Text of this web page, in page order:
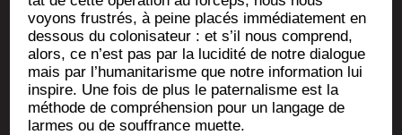
voyons frus­trés, à peine pla­cés immé­dia­te­ment en
des­sous du colo­ni­sa­teur : et s’il nous com­prend,
alors, ce n’est pas par la luci­di­té de notre dia­logue
mais par l’humanitarisme que notre infor­ma­tion lui
ins­pire. Une fois de plus le pater­na­lisme est la
méthode de com­pré­hen­sion pour un lan­gage de
larmes ou de souf­france muette.